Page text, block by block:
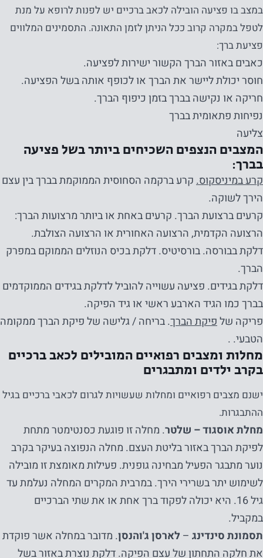
במצב בו פציעה הובילה לכאב ברכיים יש לפנות לרופא על מנת
לטפל במקרה קרוב ככל הניתן לזמן התאונה. התסמינים המלווים
פציעת ברך:
כאבים באזור הברך הקשור ישירות לפציעה.
חוסר יכולת ליישר את הברך או לכופף אותה בשל הפציעה.
חריקה או נקישה בברך בזמן כיפוף הברך.
נפיחות פתאומית בברך
צליעה
המצבים הנצפים השכיחים ביותר בשל פציעה
בברך:
קרע במיניסקוס.קרע ברקמה הסחוסית הממוקמת בברך בין עצם
הירך לשוקה.
קרעים ברצועת הברך. קרעים באחת או ביותר מרצועות הברך:
הרצועה הקדמית, הרצועה האחורית או הרצועה הצולבת.
דלקת בבורסה. בורסיטיס. דלקת בכיס הנוזלים הממוקם במפרק
הברך.
דלקת בגידים. פציעה עשוייה להוביל לדלקת בגידים הממוקדמים
בברך כמו הגיד הארבע ראשי או גיד הפיקה.
פריקה שלפיקת הברך. בריחה / גלישה של פיקת הברך ממקומה
הטבעי. .
מחלות ומצבים רפואיים המובילים לכאב ברכיים
בקרב ילדים ומתבגרים
ישנם מצבים רפואיים ומחלות שעשויות לגרום לכאבי ברכיים בגיל
ההתבגרות.
מחלת אוסגוד – שלטר. מחלה זו פוגעת כסנטימטר מתחת
לפיקת הברך באזור בליטת העצם. מחלה הנפוצה בעיקר בקרב
נוער מתבגר הפעיל מבחינה גופנית. פעילות מאומצת זו מובילה
לשימוש יתר בשרירי הירך. במרבית המקרים המחלה נעלמת עד
גיל 16. היא יכולה לפקוד ברך אחת או את שתי הברכיים
במקביל.
תסמונת סינדינג – לארסן ג'והנסן. מדובר במחלה אשר פוקדת
את חלקה התחתון של עצם הפיקה. דלקת נוצרת באזור בשל